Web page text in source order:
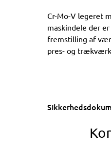
Cr-Mo-V legeret
maskindele der
fremstilling af
pres- og